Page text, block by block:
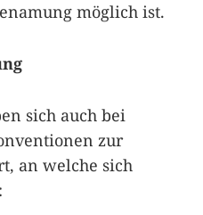
möglich ist.
sich auch bei
zur
an welche sich